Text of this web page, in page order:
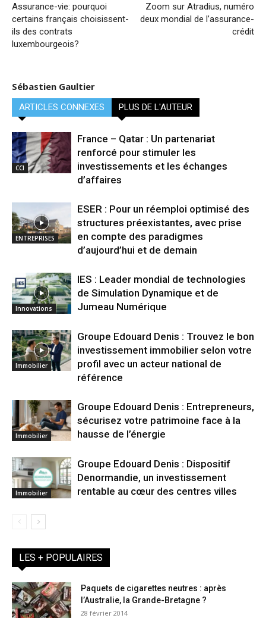
Assurance-vie: pourquoi
certains français choisissent-
ils des contrats
luxembourgeois?
Zoom sur Atradius, numéro
deux mondial de l’assurance-
crédit
Sébastien Gaultier
ARTICLES CONNEXES PLUS DE L'AUTEUR
CCI
France – Qatar : Un partenariat
renforcé pour stimuler les
investissements et les échanges
d’affaires
ENTREPRISES
ESER : Pour un réemploi optimisé des
structures préexistantes, avec prise
en compte des paradigmes
d’aujourd’hui et de demain
Innovations
IES : Leader mondial de technologies
de Simulation Dynamique et de
Jumeau Numérique
Immobilier
Groupe Edouard Denis : Trouvez le bon
investissement immobilier selon votre
profil avec un acteur national de
référence
Immobilier
Groupe Edouard Denis : Entrepreneurs,
sécurisez votre patrimoine face à la
hausse de l’énergie
Immobilier
Groupe Edouard Denis : Dispositif
Denormandie, un investissement
rentable au cœur des centres villes
LES + POPULAIRES
Paquets de cigarettes neutres : après
l’Australie, la Grande-Bretagne ?
28 février 2014